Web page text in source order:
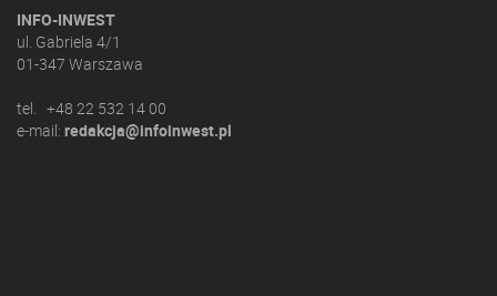
INFO-INWEST
ul. Gabriela 4/1
01-347 Warszawa
tel. +48 22 532 14 00
e-mail: redakcja@infoinwest.pl